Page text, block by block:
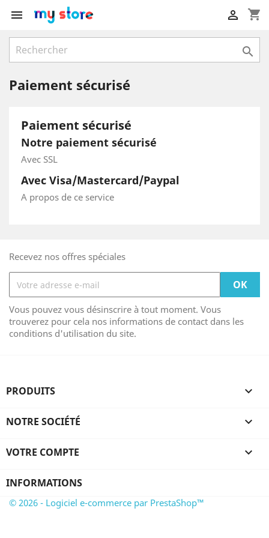
 shopping_cart


Paiement sécurisé
Paiement sécurisé
Notre paiement sécurisé
Avec SSL
Avec Visa/Mastercard/Paypal
A propos de ce service
Recevez nos offres spéciales
Vous pouvez vous désinscrire à tout moment. Vous
trouverez pour cela nos informations de contact dans les
conditions d'utilisation du site.
PRODUITS 
NOTRE SOCIÉTÉ 
VOTRE COMPTE 
INFORMATIONS
© 2026 - Logiciel e-commerce par PrestaShop™